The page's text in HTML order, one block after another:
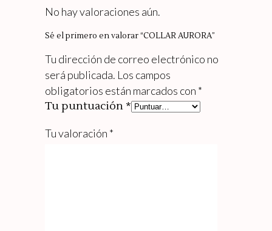
No hay valoraciones aún.
Sé el primero en valorar “COLLAR AURORA”
Tu dirección de correo electrónico no
será publicada. Los campos
obligatorios están marcados con *
Tu puntuación *
Tu valoración *